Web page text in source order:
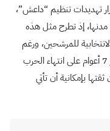
تهديدات تنظيم “داعش”،
إذ تطرح مثل هذه
للمرشحين، ورغم
عدم وجود حلول عملية تلوح بالأفق، بعد مرور 7 أعوام على انتهاء الحرب
بإمكانية أن تأتي